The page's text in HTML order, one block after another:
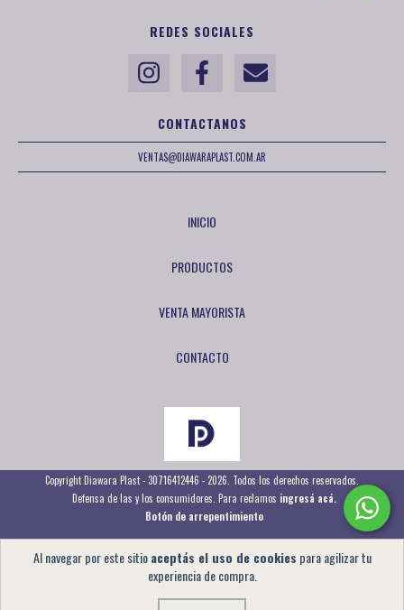
Al navegar por este sitioaceptás el uso de cookies para agilizar tu
experiencia de compra.
REDES SOCIALES
CONTACTANOS
VENTAS@DIAWARAPLAST.COM.AR
INICIO
PRODUCTOS
VENTA MAYORISTA
CONTACTO
Copyright Diawara Plast - 30716412446 - 2026. Todos los derechos reservados.
Defensa de las y los consumidores. Para reclamos ingresá acá.
Botón de arrepentimiento